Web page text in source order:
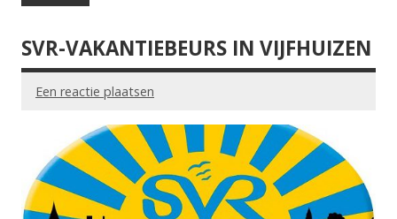
SVR-VAKANTIEBEURS IN VIJFHUIZEN
Een reactie plaatsen